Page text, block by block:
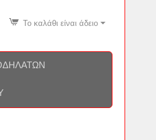
Το καλάθι είναι άδειο